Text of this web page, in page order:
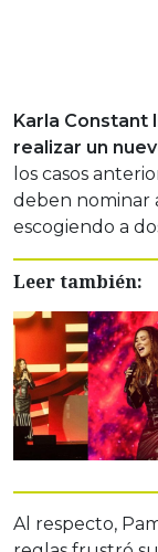
Karla Constant
realizar un
los casos
deben nominar
escogiendo a
Leer también:
Al respecto,